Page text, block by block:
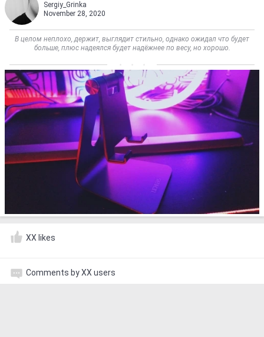
Sergiy_Grinka
November 28, 2020
В целом неплохо, держит, выглядит стильно, однако ожидал что будет
больше, плюс надеялся будет надёжнее по весу, но хорошо.
XX likes
Comments by XX users